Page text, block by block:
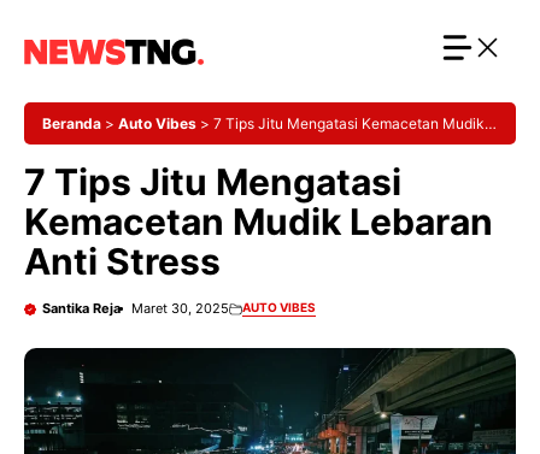
Beranda > Auto Vibes > 7 Tips Jitu Mengatasi Kemacetan Mudik
7 Tips Jitu Mengatasi
Kemacetan Mudik Lebaran
Anti Stress
Santika Reja Maret 30, 2025 AUTO VIBES